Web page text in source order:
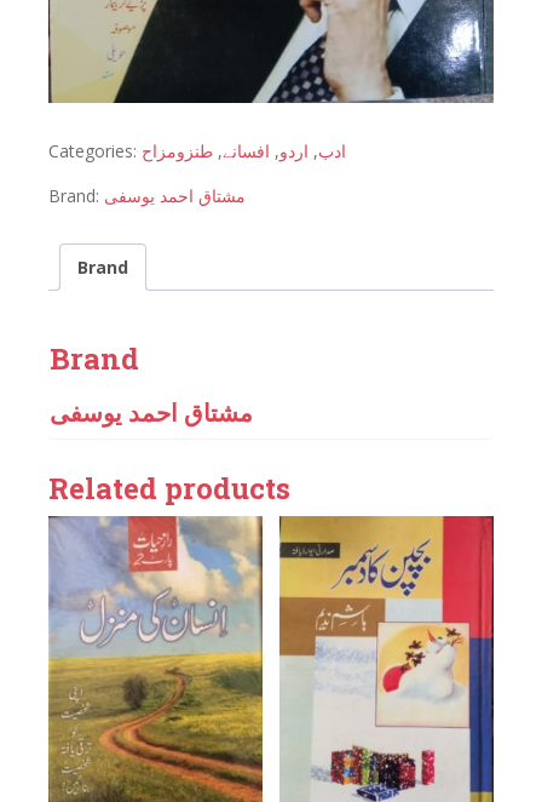
Categories: ادب, اردو, افسانے, طنزومزاح
Brand: مشتاق احمد یوسفی
Brand
Brand
مشتاق احمد یوسفی
Related products